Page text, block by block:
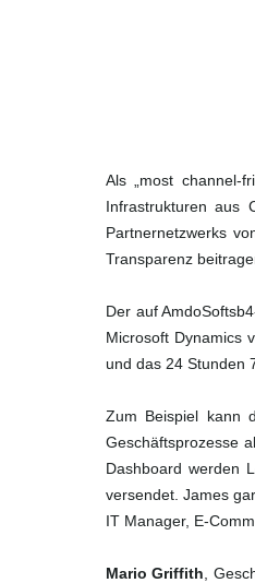
Als „most channel-
Infrastrukturen aus
Partnernetzwerks
Transparenz
Der auf
Microsoft Dynamics
und das 24 Stunden
Zum Beispiel kann
Geschäftsprozesse
Dashboard werden
versendet. James
IT Manager, E-
Mario Griffith ,